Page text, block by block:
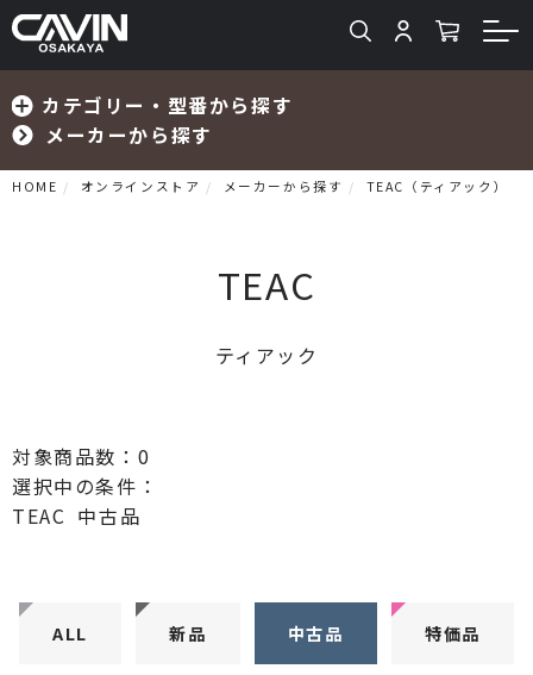
カテゴリー・型番から探す
メーカーから探す
プリアンプ
パワーアンプ
ネットワークプレーヤー・D/Aコンバーター
HOME オンラインストア メーカーから探す TEAC（ティアック）
TEAC
ティアック
対象商品数： 0
選択中の条件：
TEAC 中古品
ALL 新品 中古品 特価品